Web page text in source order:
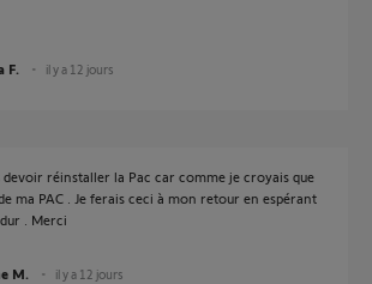
F. il y a 12 jours
devoir réinstaller la Pac car comme je croyais que
ma PAC . Je ferais ceci à mon retour en espérant
. Merci
M. il y a 12 jours